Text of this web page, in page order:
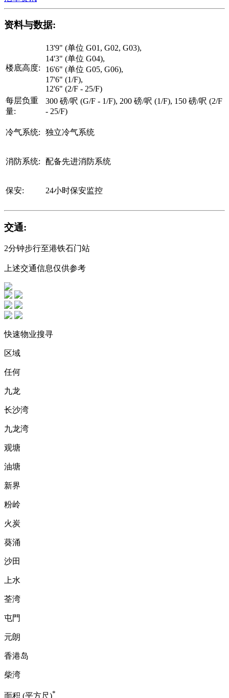
资料与数据:
楼底高度:
13'9" (单位 G01, G02, G03),
14'3" (单位 G04),
16'6" (单位 G05, G06),
17'6" (1/F),
12'6" (2/F - 25/F)
每层负重
量:
300 磅/呎 (G/F - 1/F), 200 磅/呎 (1/F), 150 磅/呎 (2/F
- 25/F)
冷气系统: 独立冷气系统
消防系统: 配备先进消防系统
保安: 24小时保安监控
交通:
2分钟步行至港铁石门站
上述交通信息仅供参考
快速物业搜寻
区域
任何
九龙
长沙湾
九龙湾
观塘
油塘
新界
粉岭
火炭
葵涌
沙田
上水
荃湾
屯門
元朗
香港岛
柴湾
面积 (平方尺)*